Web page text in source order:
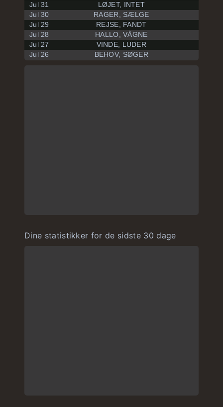
Jul 31
LØJET, INTET
Jul 30
RAGER, SÆLGE
Jul 29
REJSE, FANDT
Jul 28
HALLO, VÅGNE
Jul 27
VINDE, LUDER
Jul 26
BEHOV, SØGER
Dine statistikker for de sidste 30 dage